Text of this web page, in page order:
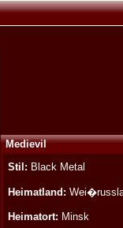
Medievil
Stil: Black Metal
Heimatland:
Heimatort: Minsk